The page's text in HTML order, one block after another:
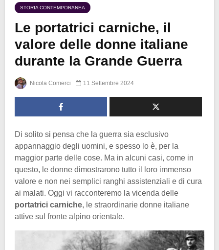
STORIA CONTEMPORANEA
Le portatrici carniche, il
valore delle donne italiane
durante la Grande Guerra
Nicola Comerci 11 Settembre 2024
Di solito si pensa che la guerra sia esclusivo
appannaggio degli uomini, e spesso lo è, per la
maggior parte delle cose. Ma in alcuni casi, come in
questo, le donne dimostrarono tutto il loro immenso
valore e non nei semplici ranghi assistenziali e di cura
ai malati. Oggi vi racconteremo la vicenda delle
portatrici carniche, le straordinarie donne italiane
attive sul fronte alpino orientale.